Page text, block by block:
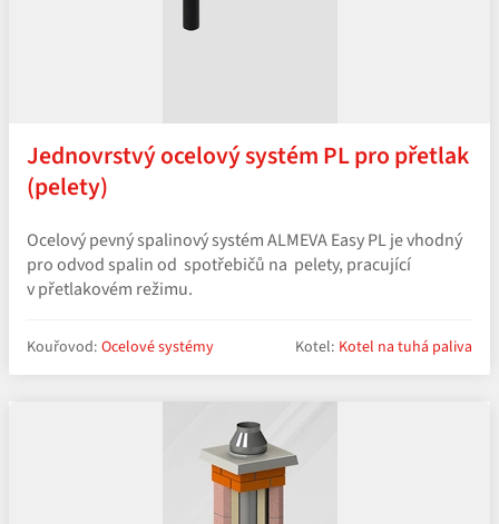
Jednovrstvý ocelový systém PL pro přetlak
(pelety)
Ocelový pevný spalinový systém ALMEVA Easy PL je vhodný
pro odvod spalin od spotřebičů na pelety, pracující
v přetlakovém režimu.
Kouřovod: Ocelové systémy Kotel: Kotel na tuhá paliva